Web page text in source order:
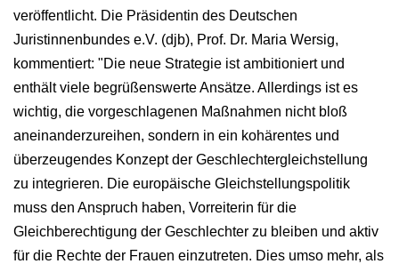
veröffentlicht. Die Präsidentin des Deutschen
Juristinnenbundes e.V. (djb), Prof. Dr. Maria Wersig,
kommentiert: "Die neue Strategie ist ambitioniert und
enthält viele begrüßenswerte Ansätze. Allerdings ist es
wichtig, die vorgeschlagenen Maßnahmen nicht bloß
aneinanderzureihen, sondern in ein kohärentes und
überzeugendes Konzept der Geschlechtergleichstellung
zu integrieren. Die europäische Gleichstellungspolitik
muss den Anspruch haben, Vorreiterin für die
Gleichberechtigung der Geschlechter zu bleiben und aktiv
für die Rechte der Frauen einzutreten. Dies umso mehr, als